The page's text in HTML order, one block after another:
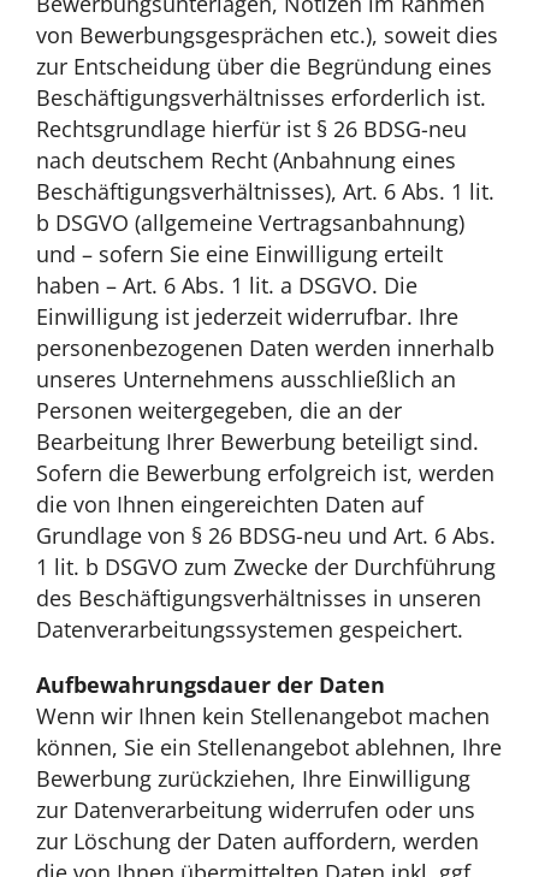
von Bewerbungsgesprächen etc.), soweit dies
zur Entscheidung über die Begründung eines
Beschäftigungsverhältnisses erforderlich ist.
Rechtsgrundlage hierfür ist § 26 BDSG-neu
nach deutschem Recht (Anbahnung eines
Beschäftigungsverhältnisses), Art. 6 Abs. 1 lit.
b DSGVO (allgemeine Vertragsanbahnung)
und – sofern Sie eine Einwilligung erteilt
haben – Art. 6 Abs. 1 lit. a DSGVO. Die
Einwilligung ist jederzeit widerrufbar. Ihre
personenbezogenen Daten werden innerhalb
unseres Unternehmens ausschließlich an
Personen weitergegeben, die an der
Bearbeitung Ihrer Bewerbung beteiligt sind.
Sofern die Bewerbung erfolgreich ist, werden
die von Ihnen eingereichten Daten auf
Grundlage von § 26 BDSG-neu und Art. 6 Abs.
1 lit. b DSGVO zum Zwecke der Durchführung
des Beschäftigungsverhältnisses in unseren
Datenverarbeitungssystemen gespeichert.
Aufbewahrungsdauer der Daten
Wenn wir Ihnen kein Stellenangebot machen
können, Sie ein Stellenangebot ablehnen, Ihre
Bewerbung zurückziehen, Ihre Einwilligung
zur Datenverarbeitung widerrufen oder uns
zur Löschung der Daten auffordern, werden